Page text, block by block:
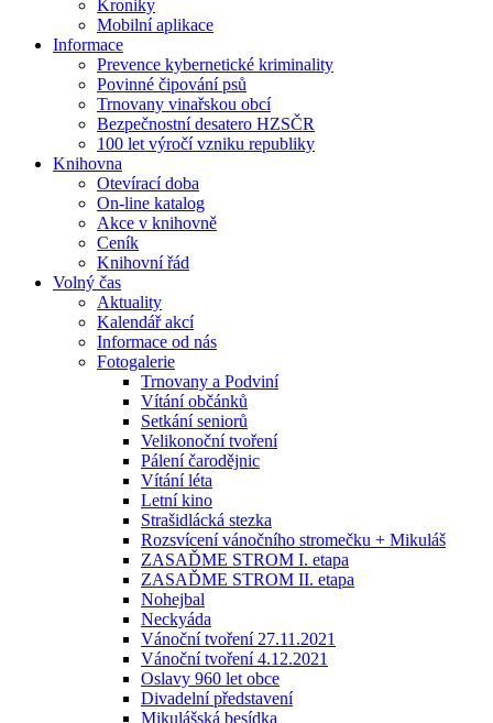
Kroniky
Mobilní aplikace
Informace
Prevence kybernetické kriminality
Povinné čipování psů
Trnovany vinařskou obcí
Bezpečnostní desatero HZSČR
100 let výročí vzniku republiky
Knihovna
Otevírací doba
On-line katalog
Akce v knihovně
Ceník
Knihovní řád
Volný čas
Aktuality
Kalendář akcí
Informace od nás
Fotogalerie
Trnovany a Podviní
Vítání občánků
Setkání seniorů
Velikonoční tvoření
Pálení čarodějnic
Vítání léta
Letní kino
Strašidlácká stezka
Rozsvícení vánočního stromečku + Mikuláš
ZASAĎME STROM I. etapa
ZASAĎME STROM II. etapa
Nohejbal
Neckyáda
Vánoční tvoření 27.11.2021
Vánoční tvoření 4.12.2021
Oslavy 960 let obce
Divadelní představení
Mikulášská besídka